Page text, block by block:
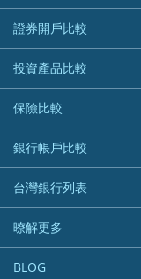
所有信用卡
精選推薦
國內外現金回饋
繳稅優惠
航空哩程回饋
加油優惠
分期零利率優惠
首刷禮優惠
網購優惠
快速線上貸款推薦
最完整貸款資訊一次看
繳稅貸款
貸款計算機
車貸計算機
精選貸款推薦
信貸利率比較
一般個人貸款
優質客戶貸款
證券開戶比較
台股證券戶
美股證券戶
投資產品比較
機器人投資
加密貨幣
外幣定存
保險比較
住宅險
汽車保險
機車保險
寵物險
銀行帳戶比較
財富管理帳戶
數位存款帳戶
美元定存
台灣銀行列表
銀行與合作機構列表
銀行客服電話
暸解更多
加入我們
BLOG